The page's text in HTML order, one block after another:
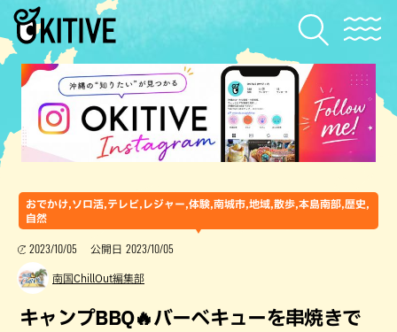
おでかけ,ソロ活,テレビ,レジャー,体験,南城市,地域,散歩,本島南部,歴史,
自然
2023/10/05 公開日 2023/10/05
南国ChillOut編集部
キャンプBBQ🔥バーベキューを串焼きで